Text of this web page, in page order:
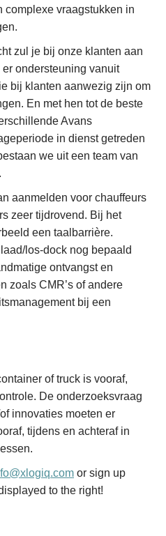
complexe vraagstukken in
zul je bij onze klanten aan
ondersteuning vanuit
bij klanten aanwezig zijn om
En met hen tot de beste
Avans
in dienst getreden
we uit een team van
aanmelden voor chauffeurs
zeer tijdrovend. Bij het
een taalbarrière.
los-dock nog bepaald
ontvangst en
zoals CMR’s of andere
bij een
of truck is vooraf,
De onderzoeksvraag
innovaties moeten er
tijdens en achteraf in
or sign up
to the right!